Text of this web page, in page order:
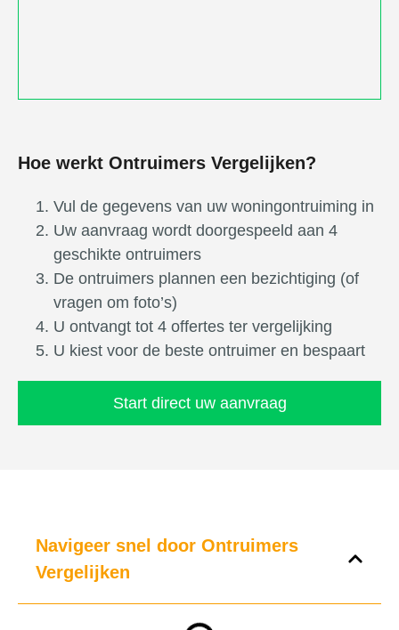
Hoe werkt Ontruimers Vergelijken?
Vul de gegevens van uw woningontruiming in
Uw aanvraag wordt doorgespeeld aan 4
geschikte ontruimers
De ontruimers plannen een bezichtiging (of
vragen om foto’s)
U ontvangt tot 4 offertes ter vergelijking
U kiest voor de beste ontruimer en bespaart
Start direct uw aanvraag
Navigeer snel door Ontruimers
Vergelijken